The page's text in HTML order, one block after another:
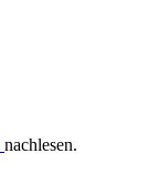
nachlesen.